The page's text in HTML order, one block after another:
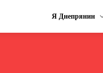
Я Днепрянин